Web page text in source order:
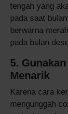
tengah yang
pada saat
berwarna
pada bulan
5.
Menarik
Karena cara
mengunggah